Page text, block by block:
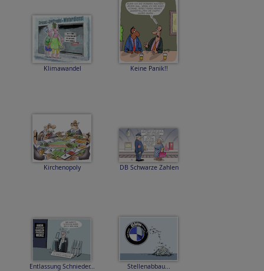
Klimawandel Keine Panik!!
Kirchenopoly DB Schwarze Zahlen
Entlassung Schnieder... Stellenabbau...